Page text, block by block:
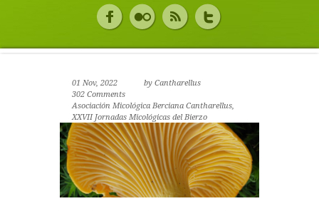
01 Nov, 2022 by Cantharellus
302 Comments
Asociación Micológica Berciana Cantharellus,
XXVII Jornadas Micológicas del Bierzo